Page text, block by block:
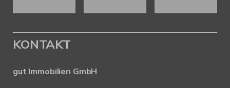
KONTAKT
gut Immobilien GmbH